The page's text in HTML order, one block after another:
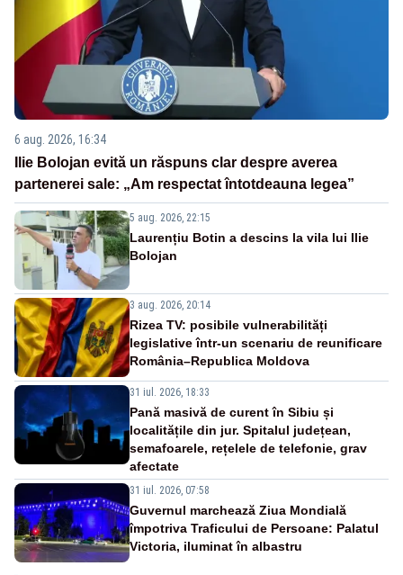
6 aug. 2026, 16:34
Ilie Bolojan evită un răspuns clar despre averea
partenerei sale: „Am respectat întotdeauna legea”
5 aug. 2026, 22:15
Laurențiu Botin a descins la vila lui Ilie
Bolojan
3 aug. 2026, 20:14
Rizea TV: posibile vulnerabilități
legislative într-un scenariu de reunificare
România–Republica Moldova
31 iul. 2026, 18:33
Pană masivă de curent în Sibiu și
localitățile din jur. Spitalul județean,
semafoarele, rețelele de telefonie, grav
afectate
31 iul. 2026, 07:58
Guvernul marchează Ziua Mondială
împotriva Traficului de Persoane: Palatul
Victoria, iluminat în albastru